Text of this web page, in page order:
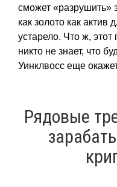
сможет «разрушить»
как золото как актив
устарело. Что ж,
никто не знает, что
Уинклвосс еще
Рядовые